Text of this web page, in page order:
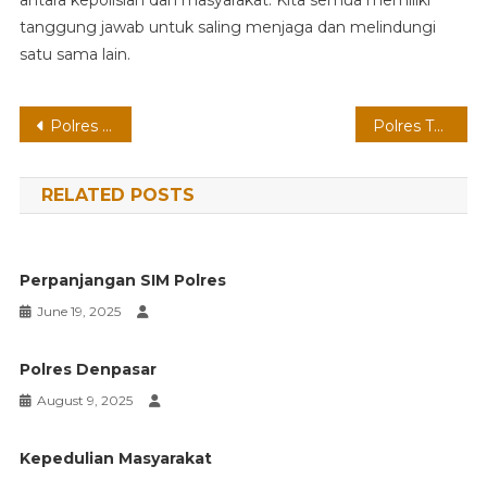
tanggung jawab untuk saling menjaga dan melindungi
satu sama lain.
Post
navigation
Polres Amankan Pelaku Narkoba Polres Tangani Kecelakaan
RELATED POSTS
Perpanjangan SIM Polres
June 19, 2025
Polres Denpasar
August 9, 2025
Kepedulian Masyarakat